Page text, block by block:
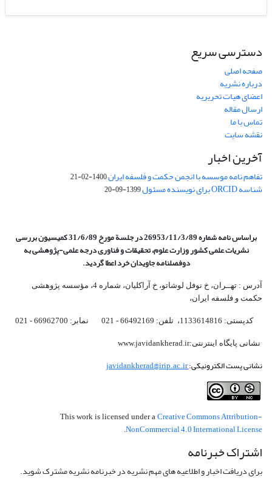
دسترسی سریع
صفحه اصلی
درباره نشریه
اعضای هیات تحریریه
ارسال مقاله
تماس با ما
نقشه سایت
آخرین اخبار
تفاهم نامه موسسه با انجمن حکمت و فلسفه ایران1400-02-21
شناسه ORCID برای نویسنده مسئول 1399-09-20
براساس نامه شماره 26953/11/3/89 در جلسة مورخ 31/6/89 کمیسیون
بررسی
نشریات علمی کشور وزارت علوم، تحقیقات و فناوری درجه علمی‌-پژوهشیبه
دوفصلنامه جاویدان خرد اعطا گردید.
آدرس : تهــران، خ نوفل لوشاتو، خ آراکلیان، شماره 4،‌ مؤسسه پژوهشی
حکمت و فلسفه ایران،‌
کدپستی: 1133614816، تلفن: 66492169 - 021 نمابر: 66962700 - 021
نشانی پایگاه اینترنتی:www.javidankherad.ir
نشانی پست الکترونیکی:javidankherad@irip.ac.ir
This work is licensed under a Creative Commons Attribution-
NonCommercial 4.0 International License
اشتراک خبرنامه
برای دریافت اخبار و اطلاعیه های مهم نشریه در خبرنامه نشریه مشترک شوید.